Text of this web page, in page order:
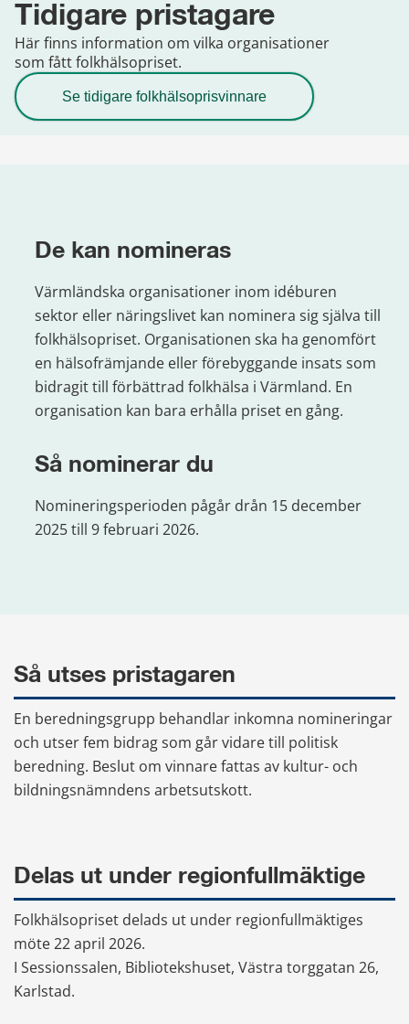
Tidigare pristagare
Här finns information om vilka organisationer
som fått folkhälsopriset.
Se tidigare folkhälsoprisvinnare
De kan nomineras
Värmländska organisationer inom idéburen
sektor eller näringslivet kan nominera sig själva till
folkhälsopriset. Organisationen ska ha genomfört
en hälsofrämjande eller förebyggande insats som
bidragit till förbättrad folkhälsa i Värmland. En
organisation kan bara erhålla priset en gång.
Så nominerar du
Nomineringsperioden pågår drån 15 december
2025 till 9 februari 2026.
Så utses pristagaren
En beredningsgrupp behandlar inkomna nomineringar
och utser fem bidrag som går vidare till politisk
beredning. Beslut om vinnare fattas av kultur- och
bildningsnämndens arbetsutskott.
Delas ut under regionfullmäktige
Folkhälsopriset delads ut under regionfullmäktiges
möte 22 april 2026.
I Sessionssalen, Bibliotekshuset, Västra torggatan 26,
Karlstad.